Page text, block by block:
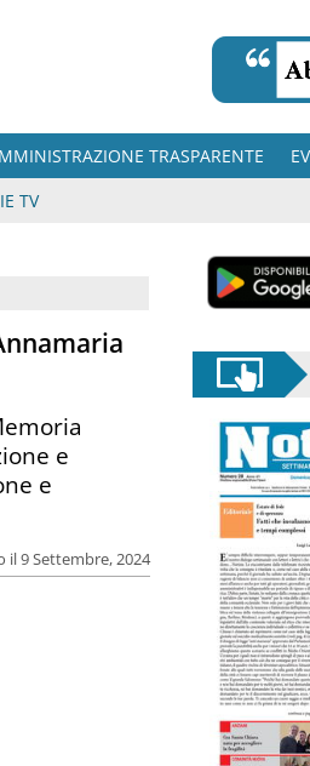
TRASPARENTE
TV
il 9 Settembre, 2024
e
e